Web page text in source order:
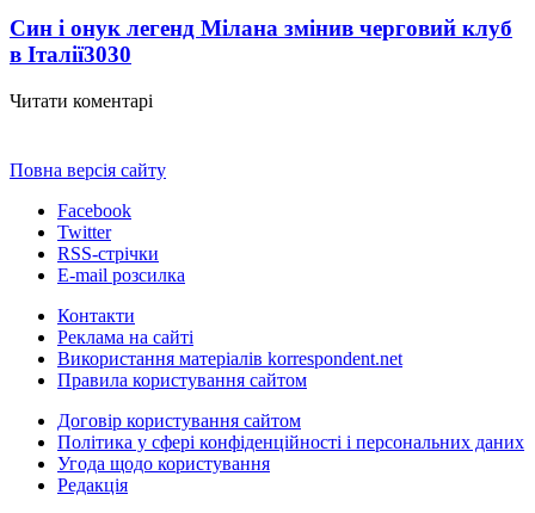
Син і онук легенд Мілана змінив черговий клуб
в Італії3030
Читати коментарі
Повна версія сайту
Facebook
Twitter
RSS-стрічки
E-mail розсилка
Контакти
Реклама на сайті
Використання матеріалів korrespondent.net
Правила користування сайтом
Договір користування сайтом
Політика у сфері конфіденційності і персональних даних
Угода щодо користування
Редакція